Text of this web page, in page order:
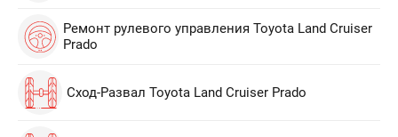
Ремонт рулевого управления Toyota Land Cruiser
Prado
Сход-Развал Toyota Land Cruiser Prado